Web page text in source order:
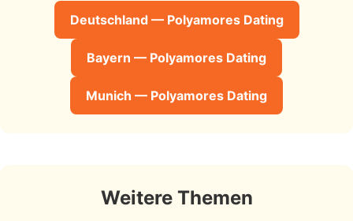
Deutschland — Polyamores Dating
Bayern — Polyamores Dating
Munich — Polyamores Dating
Weitere Themen